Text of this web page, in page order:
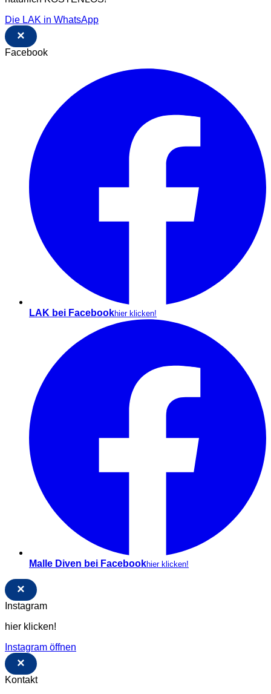
Die LAK in WhatsApp
×
Facebook
LAK bei Facebookhier klicken!
Malle Diven bei Facebookhier klicken!
×
Instagram
hier klicken!
Instagram öffnen
×
Kontakt